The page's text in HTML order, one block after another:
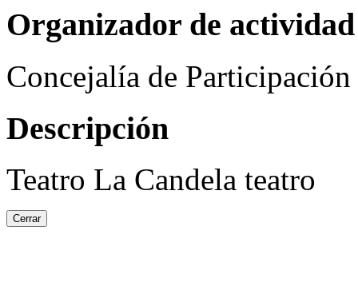
Organizador de actividad
Concejalía de
Descripción
Teatro La Candela teatro
Cerrar